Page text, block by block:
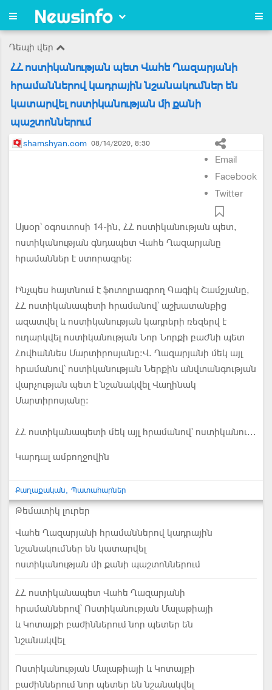
Դեպի վեր
ՀՀ ոստիկանության պետ Վահե Ղազարյանի
հրամաններով կադրային նշանակումներ են
կատարվել ոստիկանության մի քանի
պաշտոններում
shamshyan.com 08/14/2020, 8:30
Email
Facebook
Twitter
Այսօր՝ օգոստոսի 14-ին, ՀՀ ոստիկանության պետ,
ոստիկանության գնդապետ Վահե Ղազարյանը
հրամաններ է ստորագրել։
Ինչպես հայտնում է ֆոտոլրագրող Գագիկ Շամշյանը,
ՀՀ ոստիկանապետի հրամանով՝ աշխատանքից
ազատվել և ոստիկանության կադրերի ռեզերվ է
ուղարկվել ոստիկանության Նոր Նորքի բաժնի պետ
Հովհաննես Մարտիրոսյանը։Վ. Ղազարյանի մեկ այլ
հրամանով՝ ոստիկանության Ներքին անվտանգության
վարչության պետ է նշանակվել Վաղինակ
Մարտիրոսյանը։
ՀՀ ոստիկանապետի մեկ այլ հրամանով՝ ոստիկանու...
Կարդալ ամբողջովին
Քաղաքական Պատահարներ
Թեմատիկ լուրեր
Վահե Ղազարյանի հրամաններով կադրային
նշանակումներ են կատարվել
ոստիկանության մի քանի պաշտոններում
ՀՀ ոստիկանապետ Վահե Ղազարյանի
հրամաններով՝ Ոստիկանության Մալաթիայի
և Կոտայքի բաժիններում նոր պետեր են
նշանակվել
Ոստիկանության Մալաթիայի և Կոտայքի
բաժիններում նոր պետեր են նշանակվել